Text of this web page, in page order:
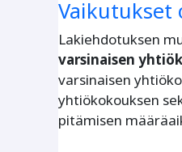
Vaikutukset
Lakiehdotuksen
varsinaisen
varsinaisen
yhtiökokouksen
pitämisen